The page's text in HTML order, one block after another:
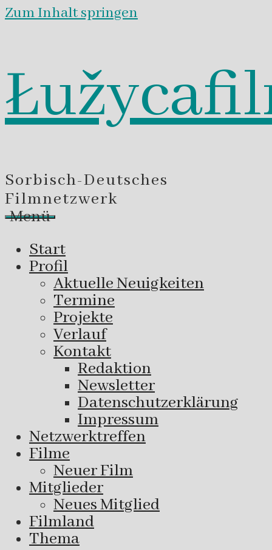
Zum Inhalt springen
Sorbisch-Deutsches
Filmnetzwerk
Menü
Start
Profil
Aktuelle Neuigkeiten
Termine
Projekte
Verlauf
Kontakt
Redaktion
Newsletter
Datenschutzerklärung
Impressum
Netzwerktreffen
Filme
Neuer Film
Mitglieder
Neues Mitglied
Filmland
Thema